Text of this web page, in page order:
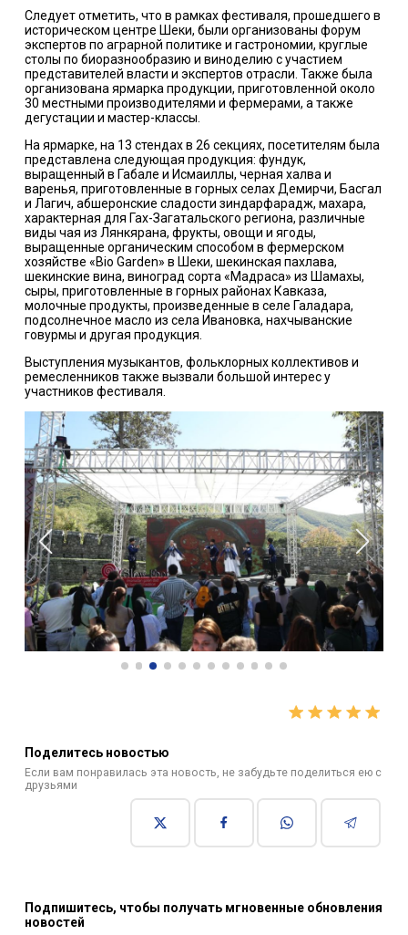
Следует отметить, что в рамках фестиваля, прошедшего в
историческом центре Шеки, были организованы форум
экспертов по аграрной политике и гастрономии, круглые
столы по биоразнообразию и виноделию с участием
представителей власти и экспертов отрасли. Также была
организована ярмарка продукции, приготовленной около
30 местными производителями и фермерами, а также
дегустации и мастер-классы.
На ярмарке, на 13 стендах в 26 секциях, посетителям была
представлена ​​следующая продукция: фундук,
выращенный в Габале и Исмаиллы, черная халва и
варенья, приготовленные в горных селах Демирчи, Басгал
и Лагич, абшеронские сладости зиндарфарадж, махара,
характерная для Гах-Загатальского региона, различные
виды чая из Лянкярана, фрукты, овощи и ягоды,
выращенные органическим способом в фермерском
хозяйстве «Bio Garden» в Шеки, шекинская пахлава,
шекинские вина, виноград сорта «Мадраса» из Шамахы,
сыры, приготовленные в горных районах Кавказа,
молочные продукты, произведенные в селе Галадара,
подсолнечное масло из села Ивановка, нахчыванские
говурмы и другая продукция.
Выступления музыкантов, фольклорных коллективов и
ремесленников также вызвали большой интерес у
участников фестиваля.
Поделитесь новостью
Если вам понравилась эта новость, не забудьте поделиться ею с
друзьями
Подпишитесь, чтобы получать мгновенные обновления
новостей